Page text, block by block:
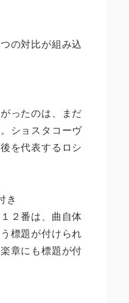
の対比が組み込
ったのは、まだ
ショスタコーヴ
を代表するロシ
き
２番は、曲自体
標題が付けられ
章にも標題が付